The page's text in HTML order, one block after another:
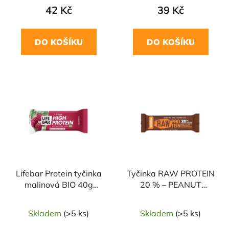
42 Kč
DO KOŠÍKU
39 Kč
DO KOŠÍKU
Lifebar Protein tyčinka
malinová BIO 40g
Skladem (>5 ks)
Tyčinka RAW PROTEIN
20 % – PEANUT
Skladem (>5 ks)